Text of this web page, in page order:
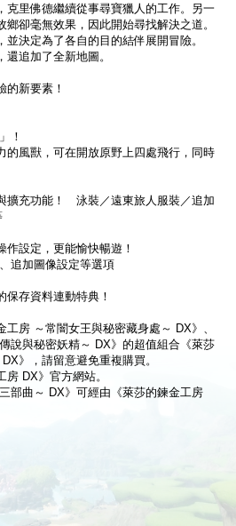
里佛德繼續從事尋寶獵人的工作。另一
卻毫無效果，因此開始尋找解決之道。
決定為了各自的目的結伴展開冒險。
追加了全新地圖。
的新要素！
！
風獸，可在開放原野上四處飛行，同時
擴充功能！ 泳裝／遠東旅人服裝／追加
作設定，更能愉快暢遊！
追加圖像設定等選項
保存資料連動特典！
房 ～常闇女王與秘密藏身處～ DX》、
說與秘密妖精～ DX》的超值組合《萊莎
》，請留意避免重複購買。
DX》官方網站。
部曲～ DX》可經由《萊莎的鍊金工房